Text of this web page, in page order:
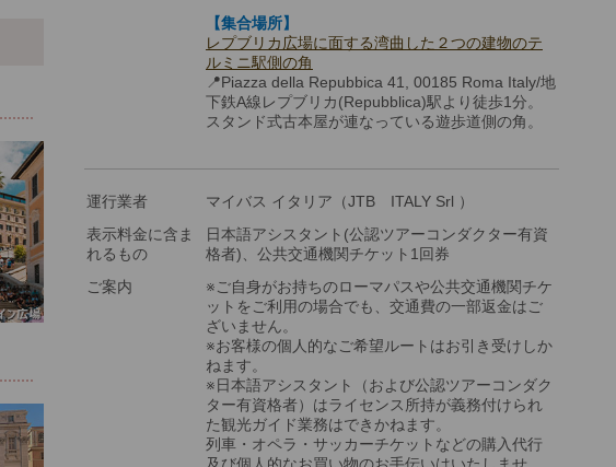
【集合場所】
レプブリカ広場に面する湾曲した２つの建物のテ
ルミニ駅側の角
📍Piazza della Repubbica 41, 00185 Roma Italy/地
下鉄A線レプブリカ(Repubblica)駅より徒歩1分。
スタンド式古本屋が連なっている遊歩道側の角。
運行業者
マイバス イタリア（JTB ITALY Srl ）
表示料金に含ま
れるもの
日本語アシスタント(公認ツアーコンダクター有資
格者)、公共交通機関チケット1回券
ご案内
※ご自身がお持ちのローマパスや公共交通機関チケ
ットをご利用の場合でも、交通費の一部返金はご
ざいません。
※お客様の個人的なご希望ルートはお引き受けしか
ねます。
※日本語アシスタント（および公認ツアーコンダク
ター有資格者）はライセンス所持が義務付けられ
た観光ガイド業務はできかねます。
列車・オペラ・サッカーチケットなどの購入代行
及び個人的なお買い物のお手伝いはいたしませ